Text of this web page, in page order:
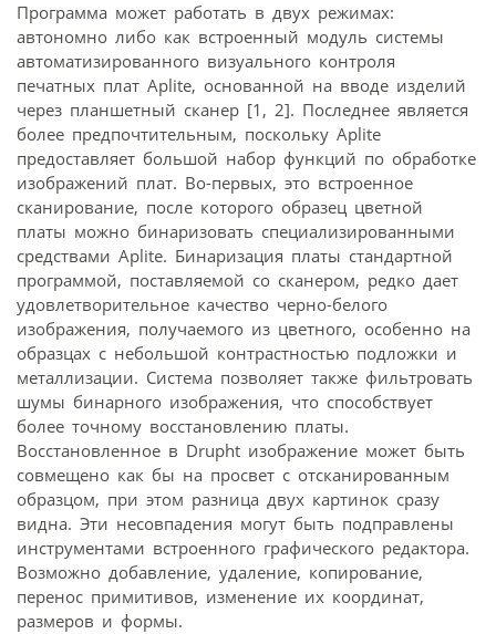
Программа может работать в двух режимах:
автономно либо как встроенный модуль системы
автоматизированного визуального контроля
печатных плат Aplite, основанной на вводе изделий
через планшетный сканер [1, 2]. Последнее является
более предпочтительным, поскольку Aplite
предоставляет большой набор функций по обработке
изображений плат. Во-первых, это встроенное
сканирование, после которого образец цветной
платы можно бинаризовать специализированными
средствами Aplite. Бинаризация платы стандартной
программой, поставляемой со сканером, редко дает
удовлетворительное качество черно-белого
изображения, получаемого из цветного, особенно на
образцах с небольшой контрастностью подложки и
металлизации. Система позволяет также фильтровать
шумы бинарного изображения, что способствует
более точному восстановлению платы.
Восстановленное в Drupht изображение может быть
совмещено как бы на просвет с отсканированным
образцом, при этом разница двух картинок сразу
видна. Эти несовпадения могут быть подправлены
инструментами встроенного графического редактора.
Возможно добавление, удаление, копирование,
перенос примитивов, изменение их координат,
размеров и формы.